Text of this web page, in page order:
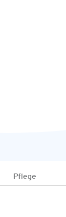
Pflege